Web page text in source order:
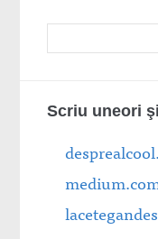
Scriu uneori